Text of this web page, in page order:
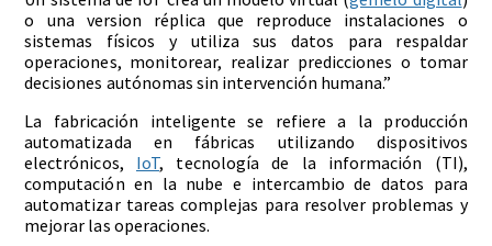
o una version réplica que reproduce instalaciones o
sistemas físicos y utiliza sus datos para respaldar
operaciones, monitorear, realizar predicciones o tomar
decisiones autónomas sin intervención humana.”
La fabricación inteligente se refiere a la producción
automatizada en fábricas utilizando dispositivos
electrónicos, IoT, tecnología de la información (TI),
computación en la nube e intercambio de datos para
automatizar tareas complejas para resolver problemas y
mejorar las operaciones.